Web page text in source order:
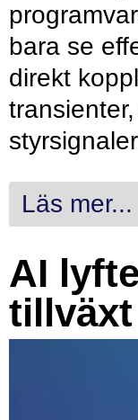
bara se
direkt
Läs mer...
AI
tillväxt